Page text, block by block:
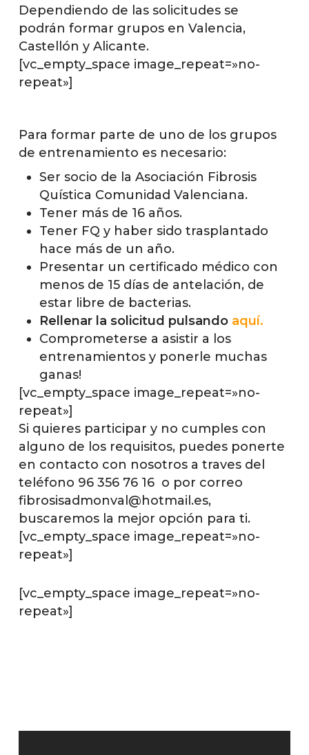
Dependiendo de las solicitudes se
podrán formar grupos en Valencia,
Castellón y Alicante.
[vc_empty_space image_repeat=»no-
repeat»]
Para formar parte de uno de los grupos
de entrenamiento es necesario:
Ser socio de la Asociación Fibrosis
Quística Comunidad Valenciana.
Tener más de 16 años.
Tener FQ y haber sido trasplantado
hace más de un año.
Presentar un certificado médico con
menos de 15 días de antelación, de
estar libre de bacterias.
Rellenar la solicitud pulsando aquí.
Comprometerse a asistir a los
entrenamientos y ponerle muchas
ganas!
[vc_empty_space image_repeat=»no-
repeat»]
Si quieres participar y no cumples con
alguno de los requisitos, puedes ponerte
en contacto con nosotros a traves del
teléfono 96 356 76 16 o por correo
fibrosisadmonval@hotmail.es,
buscaremos la mejor opción para ti.
[vc_empty_space image_repeat=»no-
repeat»]
[vc_empty_space image_repeat=»no-
repeat»]